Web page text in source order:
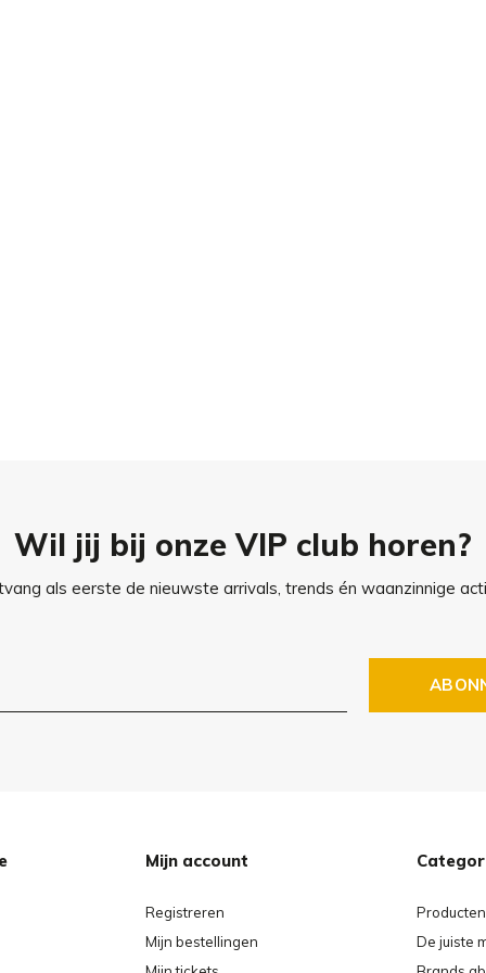
x 15 cm
Wil jij bij onze VIP club horen?
als eerste de nieuwste arrivals, trends én waanzinnige
Mijn account
Registreren
Mijn bestellingen
Producten
De juiste